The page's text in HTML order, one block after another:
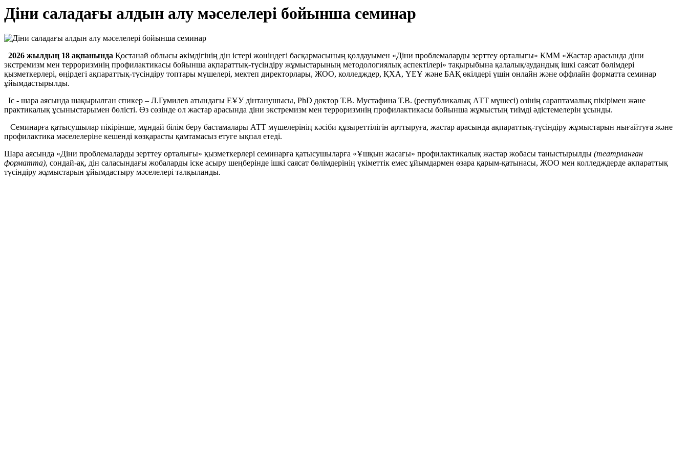
Діни саладағы алдын алу мәселелері бойынша семинар
2026 жылдың 18 ақпанында Қостанай облысы әкімдігінің дін істері жөніндегі басқармасының қолдауымен «Діни проблемаларды зерттеу орталығы» КММ «Жастар арасында діни
экстремизм мен терроризмнің профилактикасы бойынша ақпараттық-түсіндіру жұмыстарының методологиялық аспектілері» тақырыбына қалалық/аудандық ішкі саясат бөлімдері
қызметкерлері, өңірдегі ақпараттық-түсіндіру топтары мүшелері, мектеп директорлары, ЖОО, колледждер, ҚХА, ҮЕҰ және БАҚ өкілдері үшін онлайн және оффлайн форматта семинар
ұйымдастырылды.
Іс - шара аясында шақырылған спикер – Л.Гумилев атындағы ЕҰУ дінтанушысы, PhD доктор Т.В. Мустафина Т.В. (республикалық АТТ мүшесі) өзінің сараптамалық пікірімен және
практикалық ұсыныстарымен бөлісті. Өз сөзінде ол жастар арасында діни экстремизм мен терроризмнің профилактикасы бойынша жұмыстың тиімді әдістемелерін ұсынды.
Семинарға қатысушылар пікірінше, мұндай білім беру бастамалары АТТ мүшелерінің кәсіби құзыреттілігін арттыруға, жастар арасында ақпараттық-түсіндіру жұмыстарын нығайтуға және
профилактика мәселелеріне кешенді көзқарасты қамтамасыз етуге ықпал етеді.
Шара аясында «Діни проблемаларды зерттеу орталығы» қызметкерлері семинарға қатысушыларға «Ұшқын жасағы» профилактикалық жастар жобасы таныстырылды (театрланған
форматта), сондай-ақ, дін саласындағы жобаларды іске асыру шеңберінде ішкі саясат бөлімдерінің үкіметтік емес ұйымдармен өзара қарым-қатынасы, ЖОО мен колледждерде ақпараттық
түсіндіру жұмыстарын ұйымдастыру мәселелері талқыланды.